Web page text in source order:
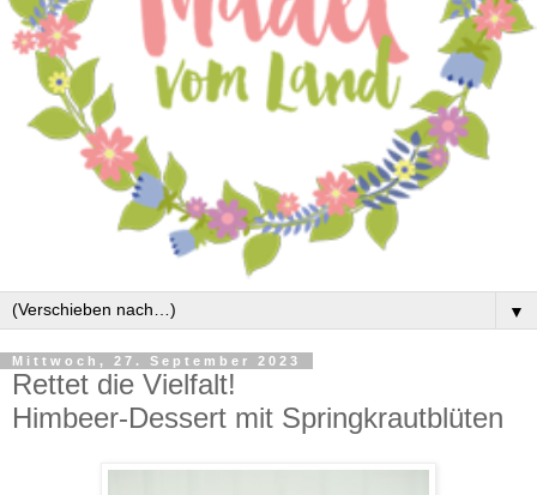
▼
Mittwoch, 27. September 2023
Rettet die Vielfalt!
Himbeer-Dessert mit Springkrautblüten